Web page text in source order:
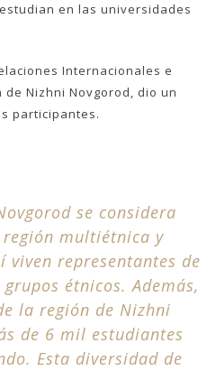
en las universidades
Internacionales e
Nizhni Novgorod, dio un
participantes.
se considera
multiétnica y
representantes de
étnicos. Además,
la región de Nizhni
de 6 mil estudiantes
Esta diversidad de